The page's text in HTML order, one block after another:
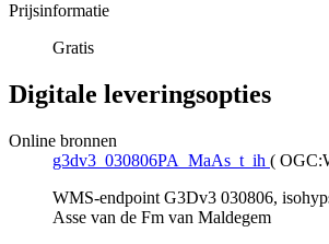
Prijsinformatie
Gratis
Digitale leveringsopties
Online bronnen
g3dv3_030806PA_MaAs_t_ih (
WMS-endpoint G3Dv3 030806,
Asse van de Fm van Maldegem